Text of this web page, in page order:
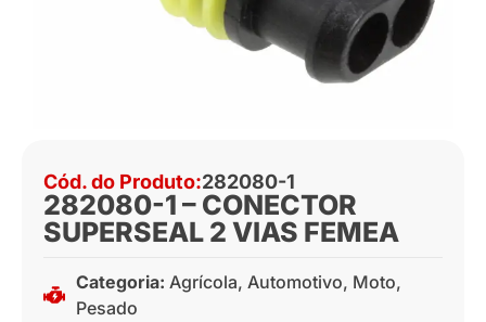
Cód. do Produto:282080-1
282080-1 – CONECTOR
SUPERSEAL 2 VIAS FEMEA
Categoria: Agrícola, Automotivo, Moto,
Pesado